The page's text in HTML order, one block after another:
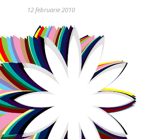
12 februarie 2010